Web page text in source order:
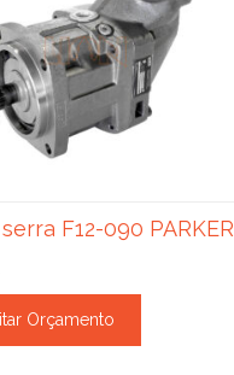
F12-090 PARKER
Orçamento